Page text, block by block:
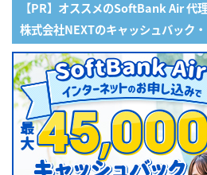
【PR】オススメのSoftBank Air 代
株式会社NEXTのキャッシュバック